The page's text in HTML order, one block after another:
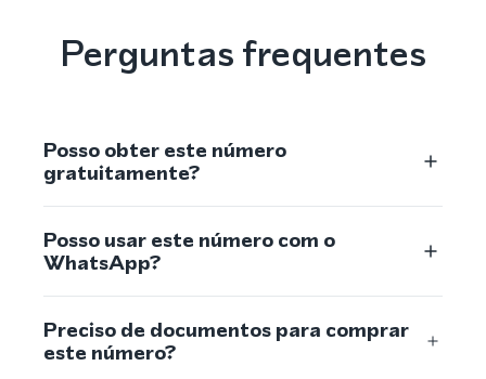
Perguntas frequentes
Posso obter este número
gratuitamente?
Posso usar este número com o
WhatsApp?
Preciso de documentos para comprar
este número?